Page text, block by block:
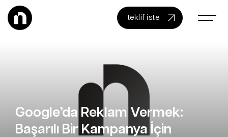
teklif iste
Google’da Reklam Vermek:
Başarılı Bir Kampanya İçin